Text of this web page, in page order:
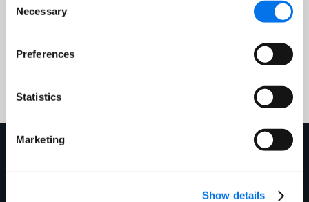
Selection
Necessary
Preferences
Statistics
Marketing
Show details
Tus expertos